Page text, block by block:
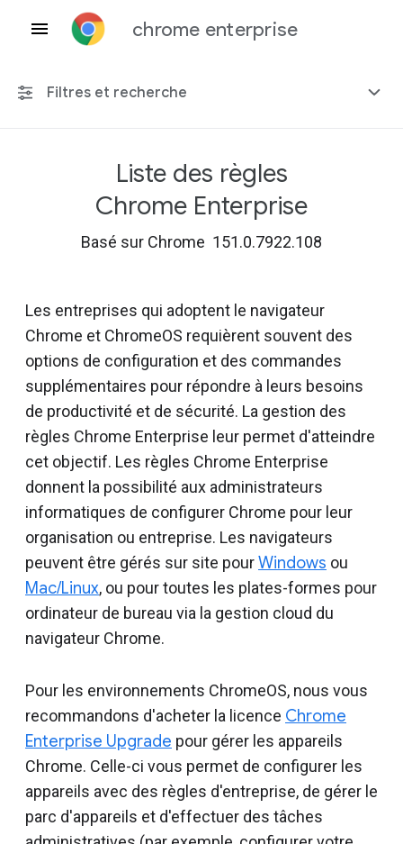
chrome enterprise
Filtres et recherche
Toute plate-forme
Chrome 151
Inclure les règles obsolètes
Liste des règles
Chrome Enterprise
Basé sur Chrome 151.0.7922.108
Les entreprises qui adoptent le navigateur
Chrome et ChromeOS requièrent souvent des
options de configuration et des commandes
supplémentaires pour répondre à leurs besoins
de productivité et de sécurité. La gestion des
règles Chrome Enterprise leur permet d'atteindre
cet objectif. Les règles Chrome Enterprise
donnent la possibilité aux administrateurs
informatiques de configurer Chrome pour leur
organisation ou entreprise. Les navigateurs
peuvent être gérés sur site pourWindows ou
Mac/Linux, ou pour toutes les plates-formes pour
ordinateur de bureau via la gestion cloud du
navigateur Chrome.
Pour les environnements ChromeOS, nous vous
recommandons d'acheter la licence Chrome
Enterprise Upgrade pour gérer les appareils
Chrome. Celle-ci vous permet de configurer les
appareils avec des règles d'entreprise, de gérer le
parc d'appareils et d'effectuer des tâches